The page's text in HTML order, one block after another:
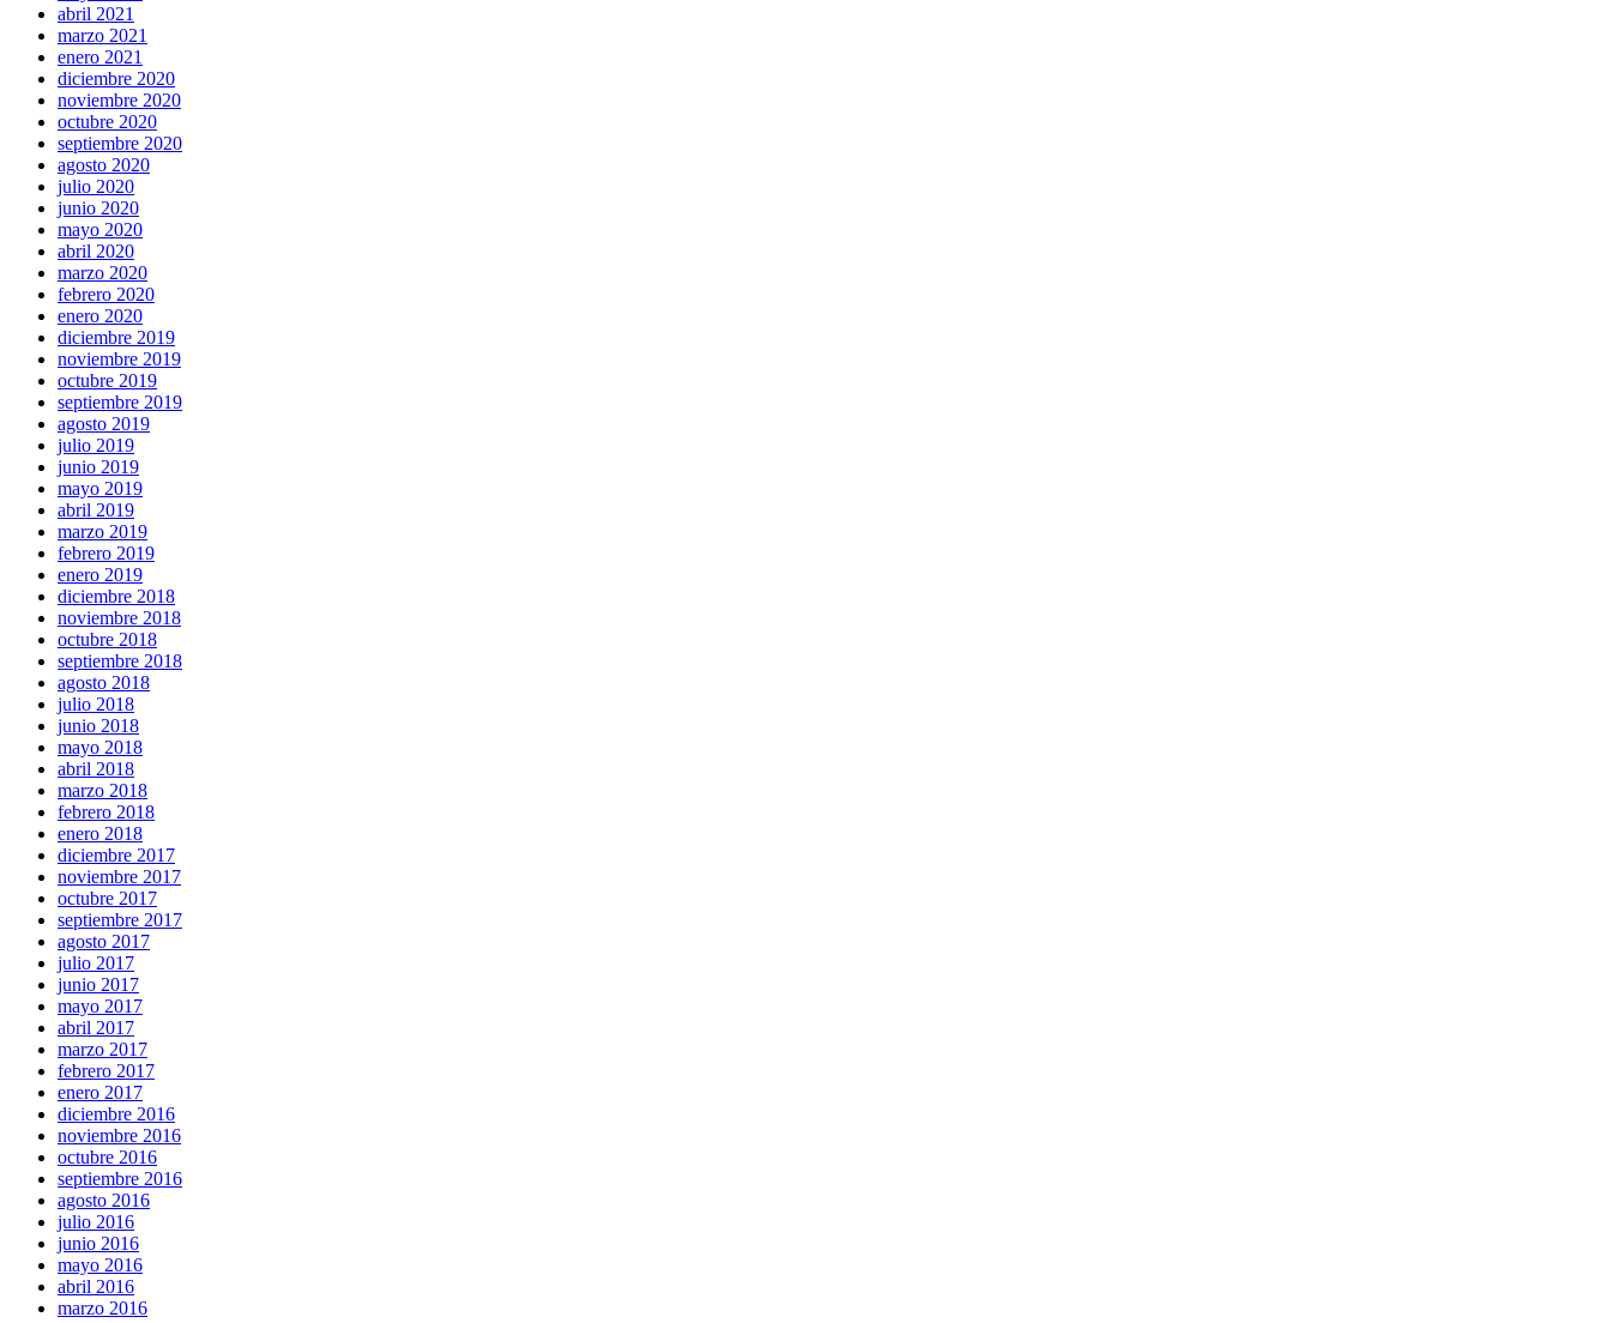
abril 2021
marzo 2021
enero 2021
diciembre 2020
noviembre 2020
octubre 2020
septiembre 2020
agosto 2020
julio 2020
junio 2020
mayo 2020
abril 2020
marzo 2020
febrero 2020
enero 2020
diciembre 2019
noviembre 2019
octubre 2019
septiembre 2019
agosto 2019
julio 2019
junio 2019
mayo 2019
abril 2019
marzo 2019
febrero 2019
enero 2019
diciembre 2018
noviembre 2018
octubre 2018
septiembre 2018
agosto 2018
julio 2018
junio 2018
mayo 2018
abril 2018
marzo 2018
febrero 2018
enero 2018
diciembre 2017
noviembre 2017
octubre 2017
septiembre 2017
agosto 2017
julio 2017
junio 2017
mayo 2017
abril 2017
marzo 2017
febrero 2017
enero 2017
diciembre 2016
noviembre 2016
octubre 2016
septiembre 2016
agosto 2016
julio 2016
junio 2016
mayo 2016
abril 2016
marzo 2016